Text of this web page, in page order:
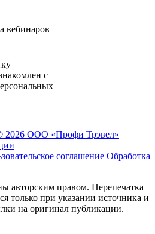
вебинаров
с
2026 ООО «Профи Трэвeл»
соглашение Обработка
авторским правом. Перепечатка
только при указании источника и
на оригинал публикации.